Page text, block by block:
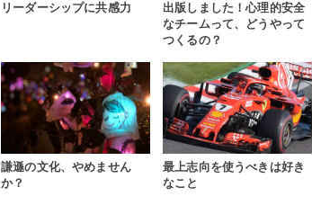
リーダーシップに共感力
出版しました！心理的安全
なチームって、どうやって
つくるの？
謙遜の文化、やめません
か？
最上志向を使うべきは好き
なこと